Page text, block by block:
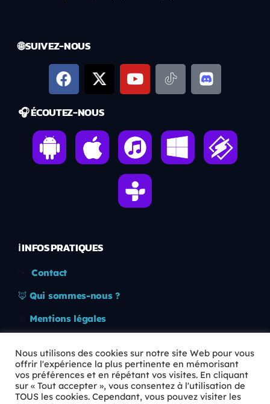
🌐 SUIVEZ-NOUS
🎧 ÉCOUTEZ-NOUS
ℹ️ INFOS PRATIQUES
Contact
🦊 Qui sommes-nous ?
Mentions légales
🛡️ RGPD
Copyright © 2026 Animkids. Tous droits réservés.
Nous utilisons des cookies sur notre site Web pour vous
offrir l'expérience la plus pertinente en mémorisant
vos préférences et en répétant vos visites. En cliquant
sur « Tout accepter », vous consentez à l'utilisation de
TOUS les cookies. Cependant, vous pouvez visiter les